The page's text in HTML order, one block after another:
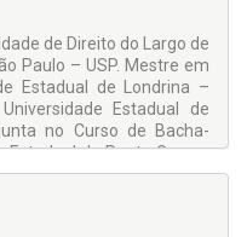
de Direito do Largo de
Paulo – USP. Mestre em
Es­tadual de Londrina –
Es­tadual de
no Curso de Bacha­
Estadual de Ponta Grossa
de Pesquisa sob os
no Direito de Família